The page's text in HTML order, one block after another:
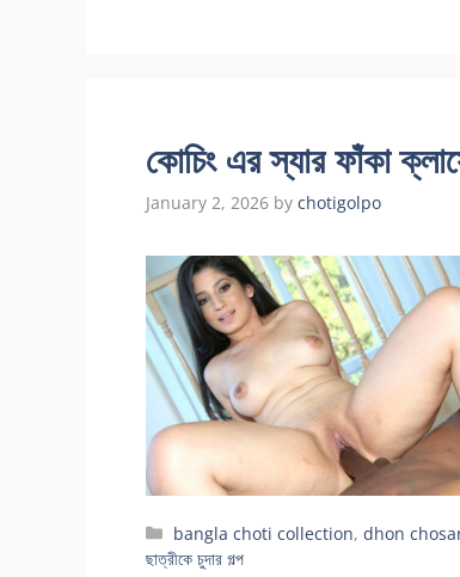
কোচিং এর স্যার ফাঁকা
January 2, 2026 by chotigolpo
Categories
bangla choti collection,dhon
ছাত্রীকে চুদার গল্প